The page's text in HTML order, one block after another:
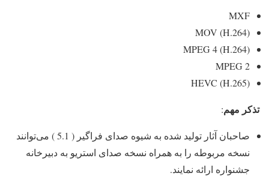
MXF
MOV (H.264)
MPEG 4 (H.264)
MPEG 2
HEVC (H.265)
تذكر مهم:
صاحبان آثار تولید شده به شیوه صدای فراگیر ( 5.1 ) می‌توانند
نسخه مربوطه را به همراه نسخه صدای استریو به دبیرخانه
جشنواره ارائه نمایند‌.